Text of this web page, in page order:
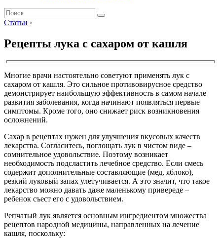
Статьи ›
Рецепты лука с сахаром от кашля
Многие врачи настоятельно советуют применять лук с
сахаром от кашля. Это сильное противовирусное средство
демонстрирует наибольшую эффективность в самом начале
развития заболевания, когда начинают появляться первые
симптомы. Кроме того, оно снижает риск возникновения
осложнений.
Сахар в рецептах нужен для улучшения вкусовых качеств
лекарства. Согласитесь, поглощать лук в чистом виде –
сомнительное удовольствие. Поэтому возникает
необходимость подсластить лечебное средство. Если смесь
содержит дополнительные составляющие (мед, яблоко),
резкий луковый запах улетучивается. А это значит, что такое
лекарство можно давать даже маленькому привереде –
ребенок съест его с удовольствием.
Репчатый лук является основным ингредиентом множества
рецептов народной медицины, направленных на лечение
кашля, поскольку: